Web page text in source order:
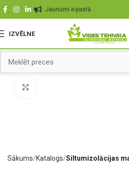
Jaunumi e-pastā
IZVĒLNE
Sākums Katalogs Siltumizolācijas